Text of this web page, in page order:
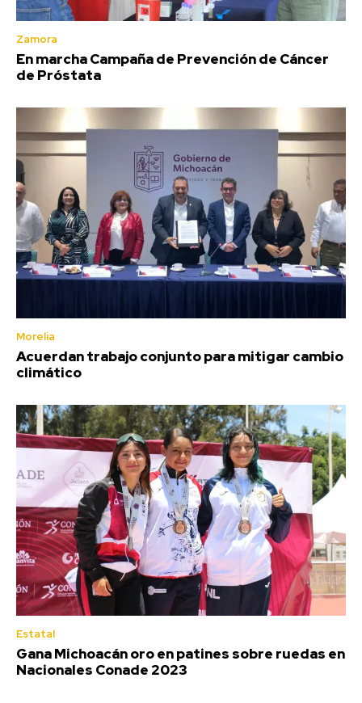
Zamora
En marcha Campaña de Prevención de Cáncer
de Próstata
Morelia
Acuerdan trabajo conjunto para mitigar cambio
climático
Estatal
Gana Michoacán oro en patines sobre ruedas en
Nacionales Conade 2023